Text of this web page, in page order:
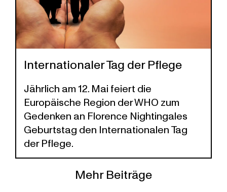
Internationaler Tag der Pflege
Jährlich am 12. Mai feiert die
Europäische Region der WHO zum
Gedenken an Florence Nightingales
Geburtstag den Internationalen Tag
der Pflege.
Mehr Beiträge